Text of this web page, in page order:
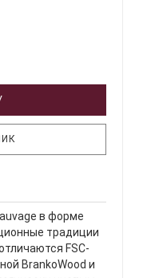
в форме
традиции
FSC-
BrankoWood и